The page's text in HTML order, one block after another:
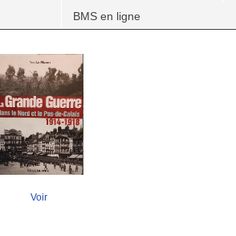
BMS en ligne
Voir